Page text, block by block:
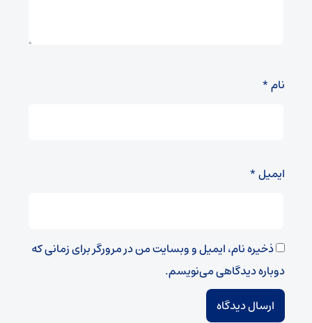
نام*
ایمیل*
ذخیره نام، ایمیل و وبسایت من در مرورگر برای زمانی که
دوباره دیدگاهی می‌نویسم.